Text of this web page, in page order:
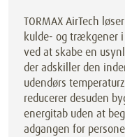
TORMAX AirTech
kulde- og trækgener
ved at skabe en
der adskiller den
udendørs
reducerer desuden
energitab uden at
adgangen for